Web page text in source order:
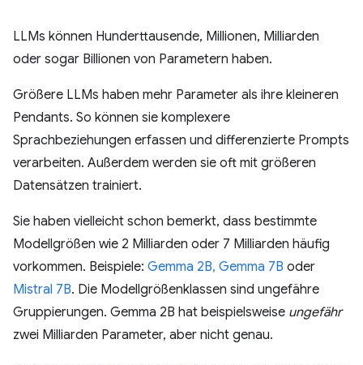
LLMs können Hunderttausende, Millionen, Milliarden
oder sogar Billionen von Parametern haben.
Größere LLMs haben mehr Parameter als ihre kleineren
Pendants. So können sie komplexere
Sprachbeziehungen erfassen und differenzierte Prompts
verarbeiten. Außerdem werden sie oft mit größeren
Datensätzen trainiert.
Sie haben vielleicht schon bemerkt, dass bestimmte
Modellgrößen wie 2 Milliarden oder 7 Milliarden häufig
vorkommen. Beispiele: Gemma 2B, Gemma 7B oder
Mistral 7B. Die Modellgrößenklassen sind ungefähre
Gruppierungen. Gemma 2B hat beispielsweise ungefähr
zwei Milliarden Parameter, aber nicht genau.